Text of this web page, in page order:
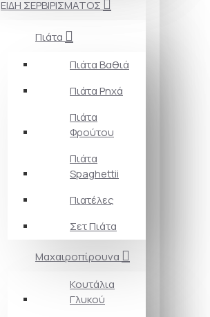
ΕΙΔΗ ΣΕΡΒΙΡΙΣΜΑΤΟΣ
Πιάτα
Πιάτα Βαθιά
Πιάτα Ρηχά
Πιάτα
Φρούτου
Πιάτα
Spaghettii
Πιατέλες
Σετ Πιάτα
Μαχαιροπίρουνα
Κουτάλια
Γλυκού